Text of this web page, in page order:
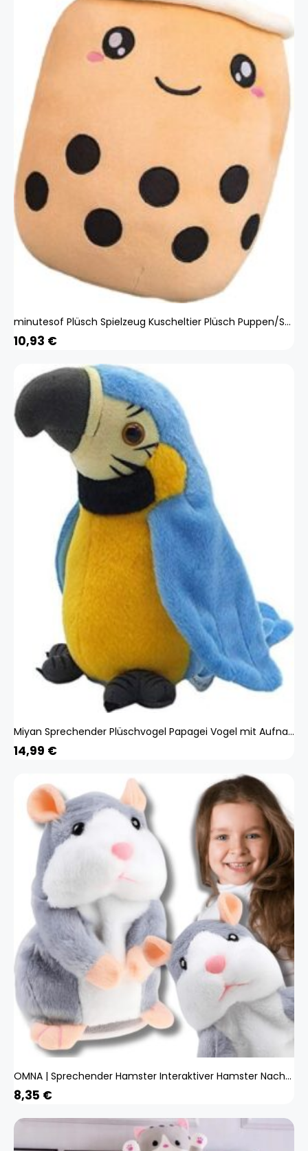
minutesof Plüsch Spielzeug Kuscheltier Plüsch Puppen/Spaß Plüsch Puppen, Bubble Tea Plüschtier Gefüllter Milchtee Stoffpuppe Teetasse Kissen Kissen Kinderspielzeug Geburtstagsgeschenk Kau-mu-05558
10,93 €
Miyan Sprechender Plüschvogel Papagei Vogel mit Aufnahme und Wiedergabefunktion, Plüschtiere Kuscheltiere Spielzeug Jungen und Mädchen NW-1801
14,99 €
OMNA | Sprechender Hamster Interaktiver Hamster Nachahmer Plappermaul Spielzeug Kuscheltier
8,35 €